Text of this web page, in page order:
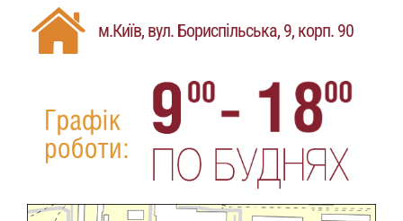
м.Київ, вул. Бориспільська, 9, корп. 90